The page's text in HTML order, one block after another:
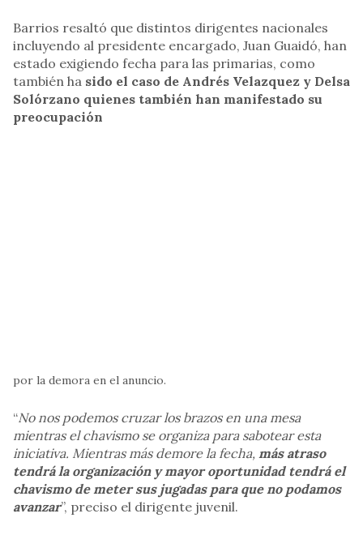
Barrios resaltó que distintos dirigentes nacionales
incluyendo al presidente encargado, Juan Guaidó, han
estado exigiendo fecha para las primarias, como
también ha sido el caso de Andrés Velazquez y Delsa
Solórzano quienes también han manifestado su
preocupación
por la demora en el anuncio.
“No nos podemos cruzar los brazos en una mesa
mientras el chavismo se organiza para sabotear esta
iniciativa. Mientras más demore la fecha, más atraso
tendrá la organización y mayor oportunidad tendrá el
chavismo de meter sus jugadas para que no podamos
avanzar”, preciso el dirigente juvenil.